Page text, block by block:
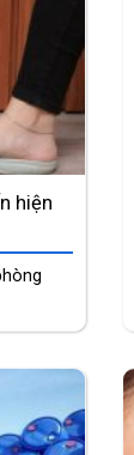
hiện